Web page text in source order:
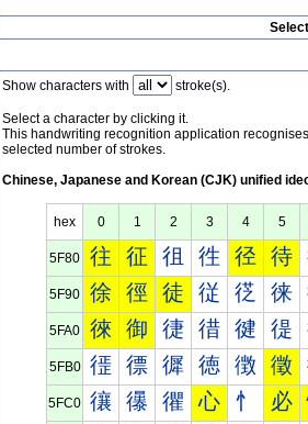
Show characters with stroke(s).
Select a character by clicking it.
This handwriting recognition application
selected number of strokes.
Chinese, Japanese and Korean (CJK) unified
hex 0 1 2 3 4 5
5F80 往 征 徂 徃 径 待
5F90 徐 徑 徒 従 徔 徕
5FA0 徠 御 徢 徣 徤 徥
5FB0 徰 徱 徲 徳 徴 徵
5FC0 忀 忁 忂 心 忄 必